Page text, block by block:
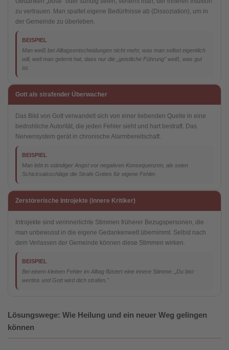
zu vertrauen. Man spaltet eigene Bedürfnisse ab (Dissoziation), um in
der Gemeinde zu überleben.
BEISPIEL
Man weiß bei Alltagsentscheidungen nicht mehr, was man selbst eigentlich
will, weil man gelernt hat, dass nur die „geistliche Führung" weiß, was gut
ist.
Gott als strafender Überwacher
Das Bild von Gott verwandelt sich von einer liebenden Quelle in eine
bedrohliche Autorität, die jeden Fehler sieht und hart bestraft. Das
Nervensystem gerät in chronische Alarmbereitschaft.
BEISPIEL
Man lebt in ständiger Angst vor negativen Konsequenzen, als seien
Schicksalsschläge die Strafe Gottes für eigene Fehler.
Zerstörerische Introjekte (innere Kritiker)
Introjekte sind verinnerlichte Stimmen früherer Bezugspersonen, die
man unbewusst in die eigene Gedankenwelt übernimmt. Selbst nach
dem Verlassen der Gemeinde können diese Stimmen wirken.
BEISPIEL
Bei einem kleinen Fehler im Alltag flüstert eine innere Stimme: „Du bist
wertlos und Gott wird dich strafen."
Lösungswege: Wie Heilung und ein neuer Weg gelingen
können